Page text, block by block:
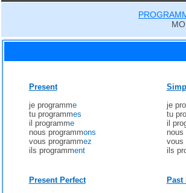
Present
je programme
tu programmes
il programme
nous programmons
vous programmez
ils programment
je
tu
il
nous
vous
ils
Present Perfect
Past